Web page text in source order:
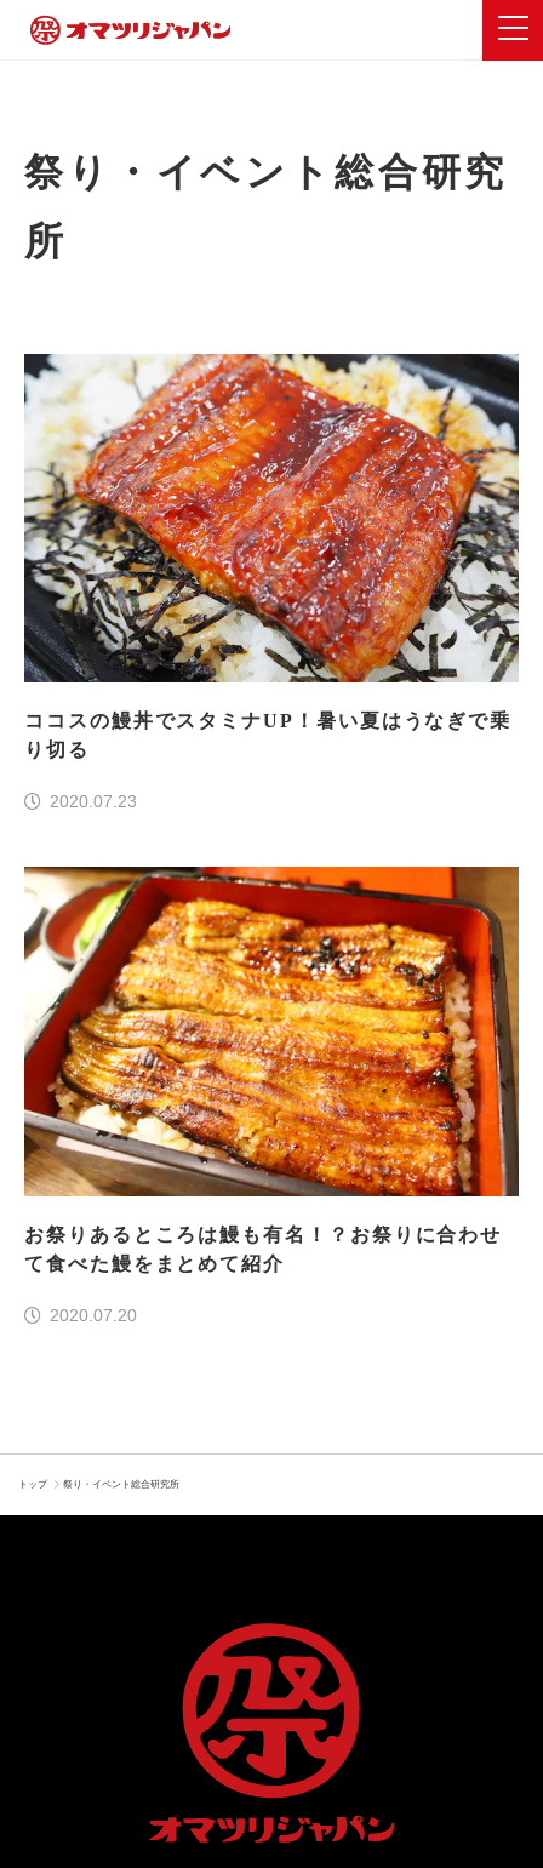
祭り・イベント総合研究
所
ココスの鰻丼でスタミナUP！暑い夏はうなぎで乗
り切る
2020.07.23
お祭りあるところは鰻も有名！？お祭りに合わせ
て食べた鰻をまとめて紹介
2020.07.20
トップ 祭り・イベント総合研究所